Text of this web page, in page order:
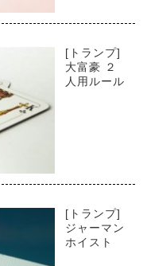
[トランプ]
大富豪 ２
人用ルール
[トランプ]
ジャーマン
ホイスト